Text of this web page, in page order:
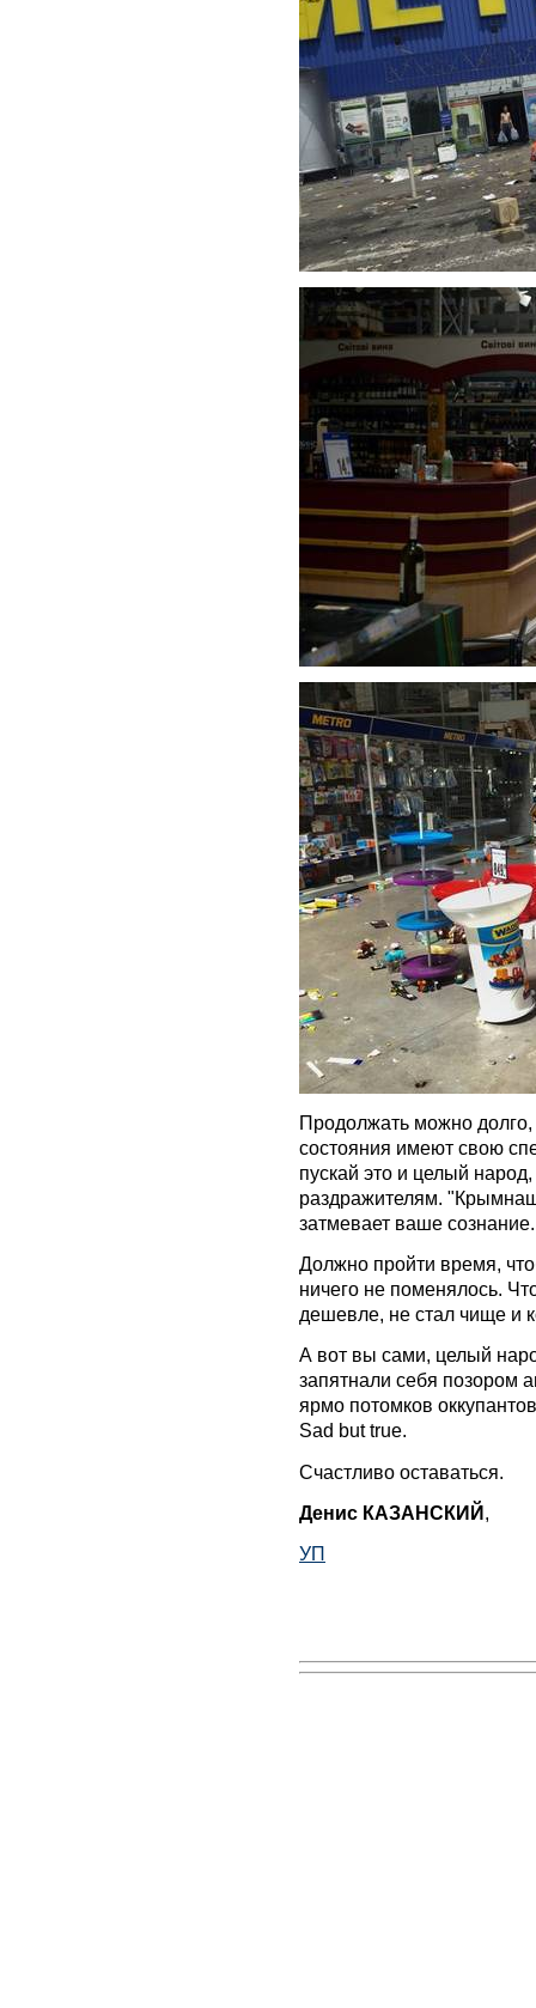
Продолжать можно
состояния имеют свою
пускай это и целый
раздражителям.
затмевает ваше сознание.
Должно пройти время,
ничего не поменялось.
дешевле, не стал чище и
А вот вы сами, целый
запятнали себя позором
ярмо потомков
Sad but true.
Счастливо оставаться.
Денис КАЗАНСКИЙ,
УП